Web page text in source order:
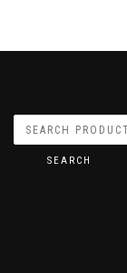
SEARCH